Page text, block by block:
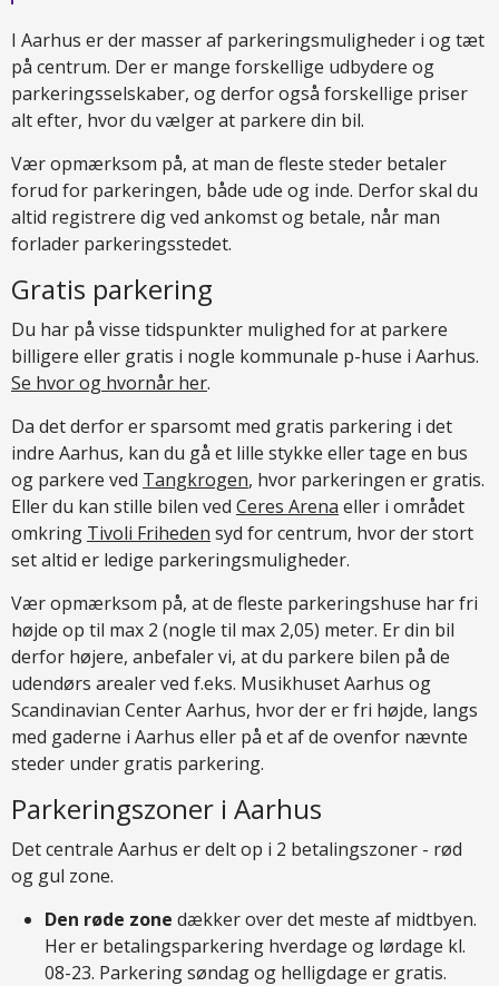
I Aarhus er der masser af parkeringsmuligheder i og tæt
på centrum. Der er mange forskellige udbydere og
parkeringsselskaber, og derfor også forskellige priser
alt efter, hvor du vælger at parkere din bil.
Vær opmærksom på, at man de fleste steder betaler
forud for parkeringen, både ude og inde. Derfor skal du
altid registrere dig ved ankomst og betale, når man
forlader parkeringsstedet.
Gratis parkering
Du har på visse tidspunkter mulighed for at parkere
billigere eller gratis i nogle kommunale p-huse i Aarhus.
Se hvor og hvornår her.
Da det derfor er sparsomt med gratis parkering i det
indre Aarhus, kan du gå et lille stykke eller tage en bus
og parkere ved Tangkrogen, hvor parkeringen er gratis.
Eller du kan stille bilen ved Ceres Arena eller i området
omkring Tivoli Friheden syd for centrum, hvor der stort
set altid er ledige parkeringsmuligheder.
Vær opmærksom på, at de fleste parkeringshuse har fri
højde op til max 2 (nogle til max 2,05) meter. Er din bil
derfor højere, anbefaler vi, at du parkere bilen på de
udendørs arealer ved f.eks. Musikhuset Aarhus og
Scandinavian Center Aarhus, hvor der er fri højde, langs
med gaderne i Aarhus eller på et af de ovenfor nævnte
steder under gratis parkering.
Parkeringszoner i Aarhus
Det centrale Aarhus er delt op i 2 betalingszoner - rød
og gul zone.
Den røde zone dækker over det meste af midtbyen.
Her er betalingsparkering hverdage og lørdage kl.
08-23. Parkering søndag og helligdage er gratis.